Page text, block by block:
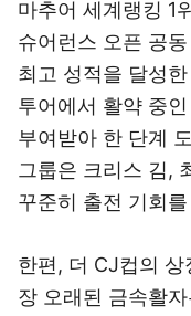
마추어 세계랭킹 1
슈어런스 오픈 공
최고 성적을 달성
투어에서 활약 중
부여받아 한 단계
그룹은 크리스 김,
꾸준히 출전 기회
한편, 더 CJ컵의
장 오래된 금속활자